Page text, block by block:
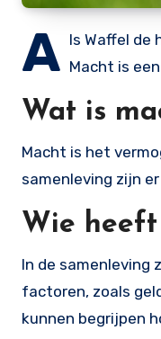
A ls Waffel de
Macht is
Wat is
Macht is het
samenleving zijn
Wie
In de samenleving
factoren, zoals
kunnen begrijpen